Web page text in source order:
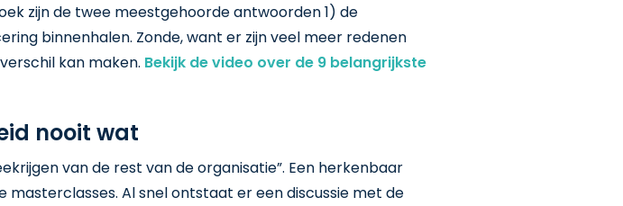
zijn de twee meestgehoorde antwoorden 1) de
binnenhalen. Zonde, want er zijn veel meer redenen
kan maken. Bekijk de video over de 9 belangrijkste
nooit wat
van de rest van de organisatie”. Een herkenbaar
Al snel ontstaat er een discussie met de